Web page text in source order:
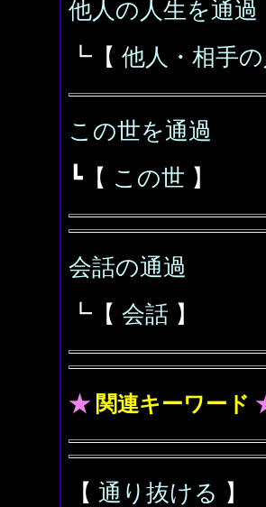
他人の人生を通過
┗【 他人・相手
この世を通過
┗【 この世 】
会話の通過
┗【 会話 】
★ 関連キーワード
【 通り抜ける 】